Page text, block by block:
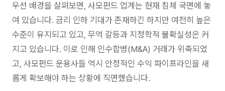
우선 배경을 살펴보면, 사모펀드 업계는 현재 침체 국면에 놓
여 있습니다. 금리 인하 기대가 존재하긴 하지만 여전히 높은
수준이 유지되고 있고, 무역 갈등과 지정학적 불확실성은 커
지고 있습니다. 이로 인해 인수합병(M&A) 거래가 위축되었
고, 사모펀드 운용사들 역시 안정적인 수익 파이프라인을 새
롭게 확보해야 하는 상황에 직면했습니다.